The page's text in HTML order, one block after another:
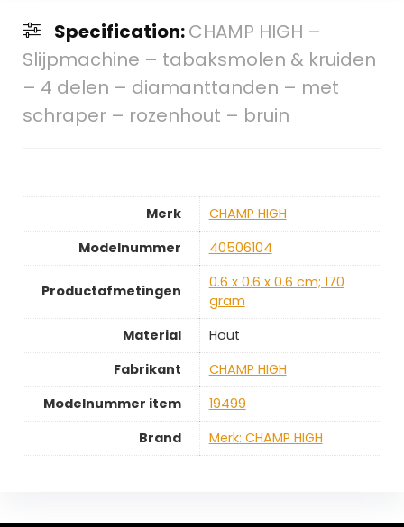
Specification:CHAMP HIGH –
Slijpmachine – tabaksmolen & kruiden
– 4 delen – diamanttanden – met
schraper – rozenhout – bruin
Merk
‎CHAMP HIGH
Modelnummer
‎40506104
Productafmetingen
‎0.6 x 0.6 x 0.6 cm; 170
gram
Material
‎Hout
Fabrikant
‎CHAMP HIGH
Modelnummer item
‎19499
Brand
Merk: CHAMP HIGH